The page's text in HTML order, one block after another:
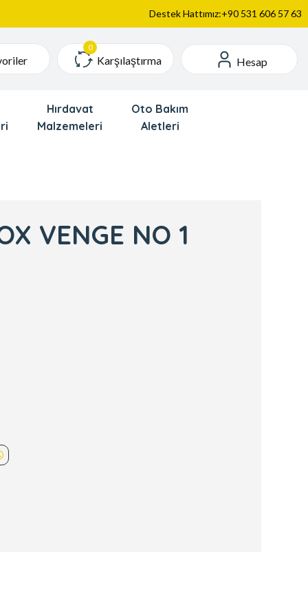
Destek Hattımız:+90 531 606 57 63
Karşılaştırma Hesap
Hırdavat
Malzemeleri
Oto Bakım
Aletleri
VENGE NO 1